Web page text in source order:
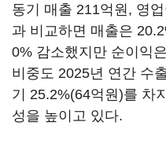
동기 매출 211억원, 영
과 비교하면 매출은
0% 감소했지만 순이익
비중도 2025년 연간 수
기 25.2%(64억원)를 차
성을 높이고 있다.